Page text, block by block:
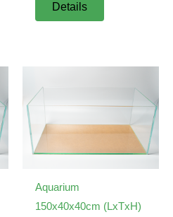
Details
Aquarium
150x40x40cm (LxTxH)